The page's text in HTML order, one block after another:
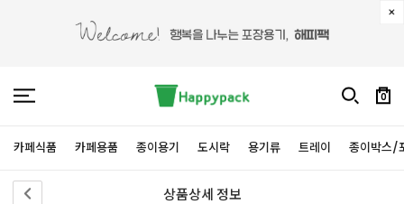
0
카페식품 카페용품 종이용기 도시락 용기류 트레이 종이박스/
상품상세 정보